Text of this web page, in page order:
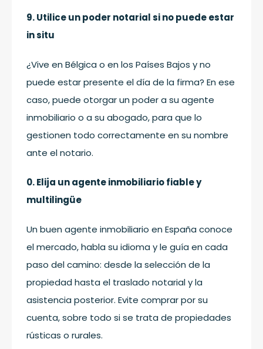
9. Utilice un poder notarial si no puede estar
in situ
¿Vive en Bélgica o en los Países Bajos y no
puede estar presente el día de la firma? En ese
caso, puede otorgar un poder a su agente
inmobiliario o a su abogado, para que lo
gestionen todo correctamente en su nombre
ante el notario.
0. Elija un agente inmobiliario fiable y
multilingüe
Un buen agente inmobiliario en España conoce
el mercado, habla su idioma y le guía en cada
paso del camino: desde la selección de la
propiedad hasta el traslado notarial y la
asistencia posterior. Evite comprar por su
cuenta, sobre todo si se trata de propiedades
rústicas o rurales.